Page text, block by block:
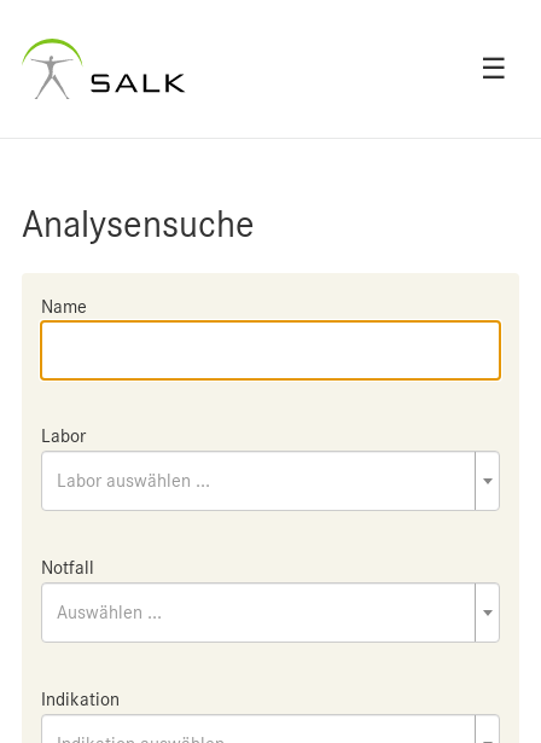
☰
Analysensuche
Name
Labor
Labor auswählen ...
Notfall
Auswählen ...
Indikation